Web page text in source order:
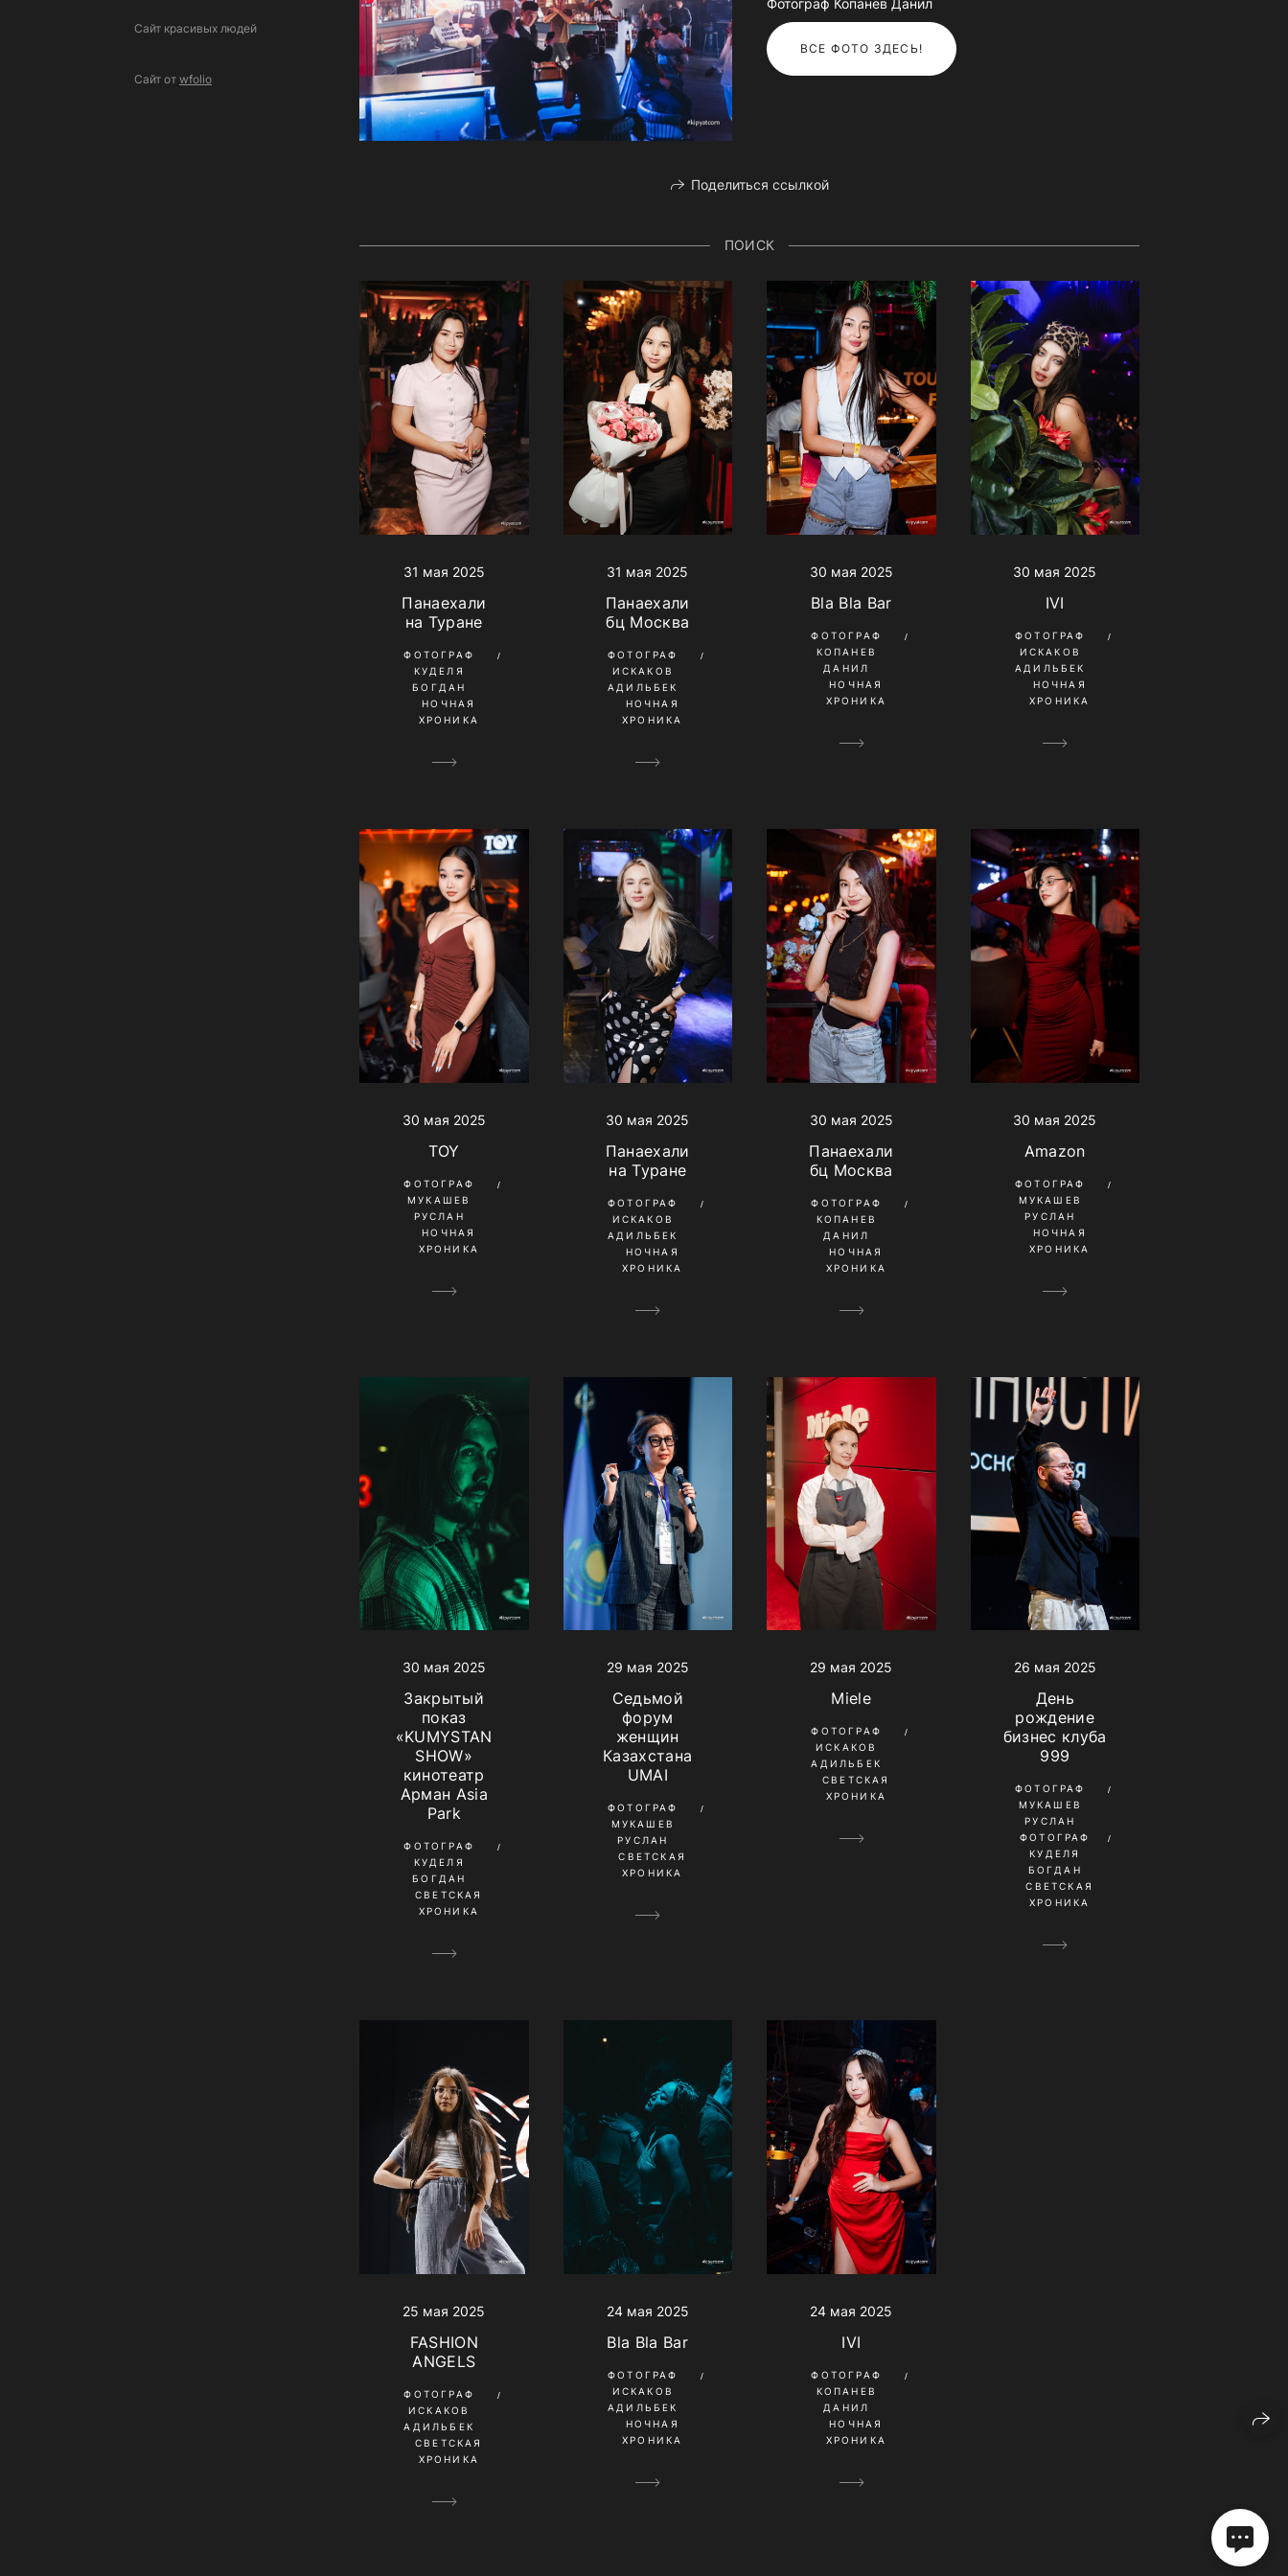
Сайт красивых людей
Сайт от wfolio
ВСЕ ФОТО ЗДЕСЬ!
Поделиться ссылкой
ПОИСК
31 мая 2025
Панаехали
на Туране
ФОТОГРАФ
КУДЕЛЯ
БОГДАН
НОЧНАЯ
ХРОНИКА
31 мая 2025
Панаехали
бц Москва
ФОТОГРАФ
ИСКАКОВ
АДИЛЬБЕК
НОЧНАЯ
ХРОНИКА
30 мая 2025
Bla Bla Bar
ФОТОГРАФ
КОПАНЕВ
ДАНИЛ
НОЧНАЯ
ХРОНИКА
30 мая 2025
IVI
ФОТОГРАФ
ИСКАКОВ
АДИЛЬБЕК
НОЧНАЯ
ХРОНИКА
30 мая 2025
TOY
ФОТОГРАФ
МУКАШЕВ
РУСЛАН
НОЧНАЯ
ХРОНИКА
30 мая 2025
Панаехали
на Туране
ФОТОГРАФ
ИСКАКОВ
АДИЛЬБЕК
НОЧНАЯ
ХРОНИКА
30 мая 2025
Панаехали
бц Москва
ФОТОГРАФ
КОПАНЕВ
ДАНИЛ
НОЧНАЯ
ХРОНИКА
30 мая 2025
Amazon
ФОТОГРАФ
МУКАШЕВ
РУСЛАН
НОЧНАЯ
ХРОНИКА
30 мая 2025
Закрытый
показ
«KUMYSTAN
SHOW»
кинотеатр
Арман Asia
Park
ФОТОГРАФ
КУДЕЛЯ
БОГДАН
СВЕТСКАЯ
ХРОНИКА
29 мая 2025
Седьмой
форум
женщин
Казахстана
UMAI
ФОТОГРАФ
МУКАШЕВ
РУСЛАН
СВЕТСКАЯ
ХРОНИКА
29 мая 2025
Miele
ФОТОГРАФ
ИСКАКОВ
АДИЛЬБЕК
СВЕТСКАЯ
ХРОНИКА
26 мая 2025
День
рождение
бизнес клуба
999
ФОТОГРАФ
МУКАШЕВ
РУСЛАН
ФОТОГРАФ
КУДЕЛЯ
БОГДАН
СВЕТСКАЯ
ХРОНИКА
25 мая 2025
FASHION
ANGELS
ФОТОГРАФ
ИСКАКОВ
АДИЛЬБЕК
СВЕТСКАЯ
ХРОНИКА
24 мая 2025
Bla Bla Bar
ФОТОГРАФ
ИСКАКОВ
АДИЛЬБЕК
НОЧНАЯ
ХРОНИКА
24 мая 2025
IVI
ФОТОГРАФ
КОПАНЕВ
ДАНИЛ
НОЧНАЯ
ХРОНИКА